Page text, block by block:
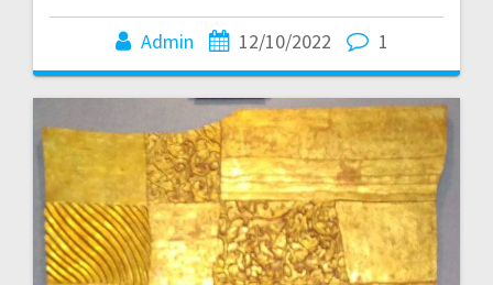
Admin 12/10/2022 1